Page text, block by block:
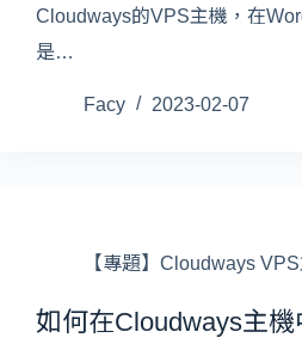
Cloudways的VPS主機，在
是…
Facy 2023-02-07
【專題】Cloudways
如何在Cloudways主